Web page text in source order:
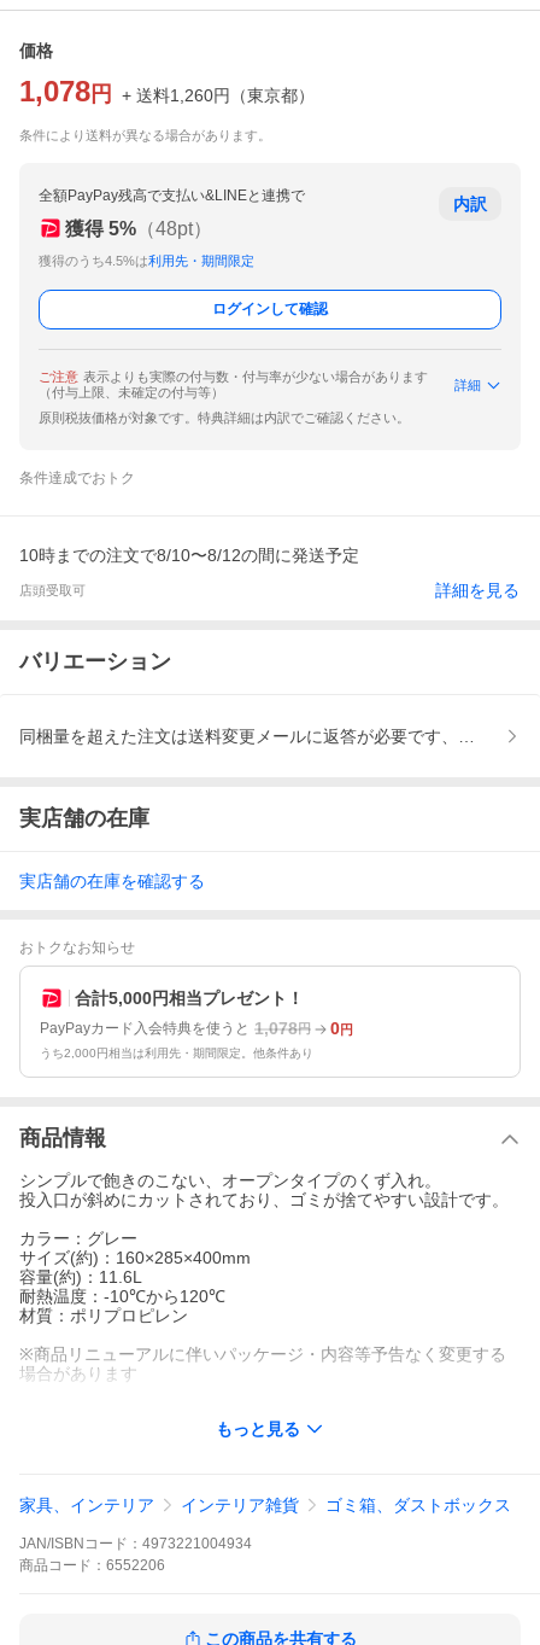
価格
1,078 円 + 送料1,260円 （東京都）
条件により送料が異なる場合があります。
全額PayPay残高で支払い&LINEと連携で
獲得 5% （48pt）
獲得のうち4.5%は利用先・期間限定
内訳
ログインして確認
ご注意 表示よりも実際の付与数・付与率が少ない場合があります
（付与上限、未確定の付与等）
詳細
原則税抜価格が対象です。特典詳細は内訳でご確認ください。
条件達成でおトク
10時までの注文で8/10〜8/12の間に発送予定
店頭受取可 詳細を見る
バリエーション
同梱量を超えた注文は送料変更メールに返答が必要です、置き配
実店舗の在庫
実店舗の在庫を確認する
おトクなお知らせ
合計5,000円相当プレゼント！
PayPayカード入会特典を使うと 1,078円 0円
うち2,000円相当は利用先・期間限定。他条件あり
商品情報
シンプルで飽きのこない、オープンタイプのくず入れ。
投入口が斜めにカットされており、ゴミが捨てやすい設計です。
カラー：グレー
サイズ(約)：160×285×400mm
容量(約)：11.6L
耐熱温度：-10℃から120℃
材質：ポリプロピレン
※商品リニューアルに伴いパッケージ・内容等予告なく変更する
場合があります
もっと見る
家具、インテリア インテリア雑貨 ゴミ箱、ダストボックス
JAN/ISBNコード： 4973221004934
商品 コード： 6552206
この商品を共有する